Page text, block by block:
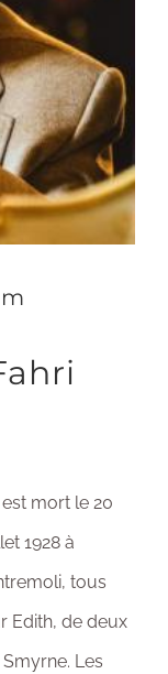
mort le 20
1928 à
tous
Edith, de deux
Les